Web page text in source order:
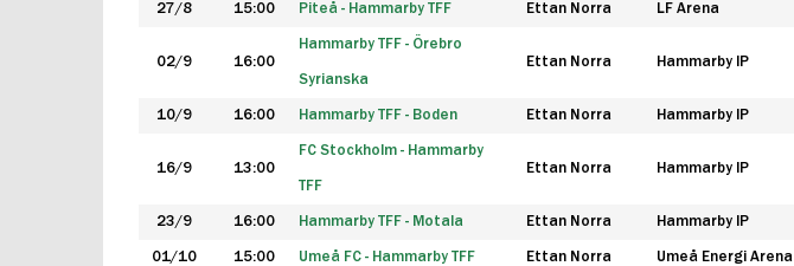
27/8 15:00 Piteå - Hammarby TFF Ettan Norra LF Arena
02/9 16:00
Hammarby TFF - Örebro
Syrianska
Ettan Norra Hammarby IP
10/9 16:00 Hammarby TFF - Boden Ettan Norra Hammarby IP
16/9 13:00
FC Stockholm - Hammarby
TFF
Ettan Norra Hammarby IP
23/9 16:00 Hammarby TFF - Motala Ettan Norra Hammarby IP
01/10 15:00 Umeå FC - Hammarby TFF Ettan Norra Umeå Energi Arena